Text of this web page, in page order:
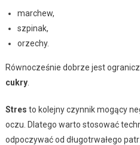
marchew,
szpinak,
orzechy.
Równocześnie dobrze jest
cukry.
Stres to kolejny czynnik mogący
oczu. Dlatego warto stosować
odpoczywać od długotrwałego